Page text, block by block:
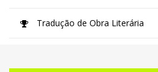
Tradução de Obra Literária